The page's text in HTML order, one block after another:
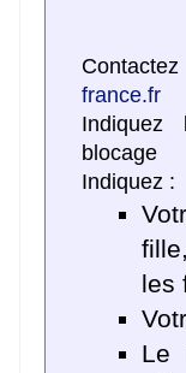
france.fr
Indiquez
blocage
Indiquez :
les
Le